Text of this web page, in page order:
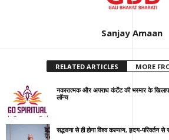
Sanjay Amaan
RELATED ARTICLES MORE
नकारात्मक और अपराध कंटेंट की भरमार के
लॉन्च
सद्भावना से ही होगा विश्व कल्याण, हृदय-परिवर्तन से